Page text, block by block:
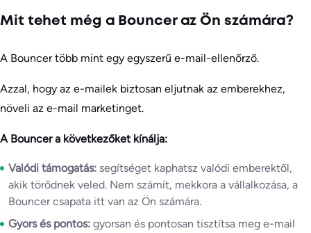
Mit tehet még a Bouncer az Ön számára?
A Bouncer több mint egy egyszerű e-mail-ellenőrző.
Azzal, hogy az e-mailek biztosan eljutnak az emberekhez,
növeli az e-mail marketinget.
A Bouncer a következőket kínálja:
Valódi támogatás: segítséget kaphatsz valódi emberektől,
akik törődnek veled. Nem számít, mekkora a vállalkozása, a
Bouncer csapata itt van az Ön számára.
Gyors és pontos: gyorsan és pontosan tisztítsa meg e-mail